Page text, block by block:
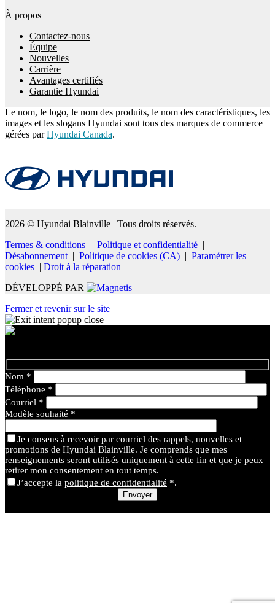
À propos
Contactez-nous
Équipe
Nouvelles
Carrière
Avantages certifiés
Garantie Hyundai
Le nom, le logo, le nom des produits, le nom des caractéristiques, les
images et les slogans Hyundai sont tous des marques de commerce
gérées parHyundai Canada.
2026 © Hyundai Blainville | Tous droits réservés.
Termes & conditions | Politique et confidentialité |
Désabonnement | Politique de cookies (CA) | Paramétrer les
cookies | Droit à la réparation
DÉVELOPPÉ PAR
Fermer et revenir sur le site
Nom *
Téléphone *
Courriel *
Modèle souhaité *
Je consens à recevoir par courriel des rappels, nouvelles et
promotions de Hyundai Blainville. Je comprends que mes
renseignements seront utilisés uniquement à cette fin et que je peux
retirer mon consentement en tout temps.
J’accepte la politique de confidentialité *.